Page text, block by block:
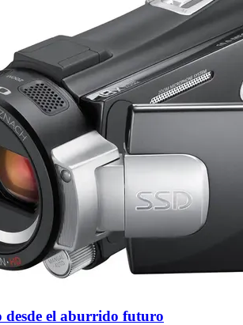
desde el aburrido futuro